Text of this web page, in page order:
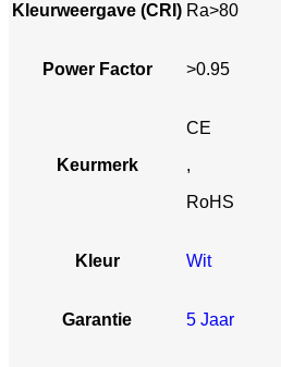
Kleurweergave (CRI) Ra>80
Power Factor >0.95
Keurmerk
CE
,
RoHS
Kleur Wit
Garantie 5 Jaar